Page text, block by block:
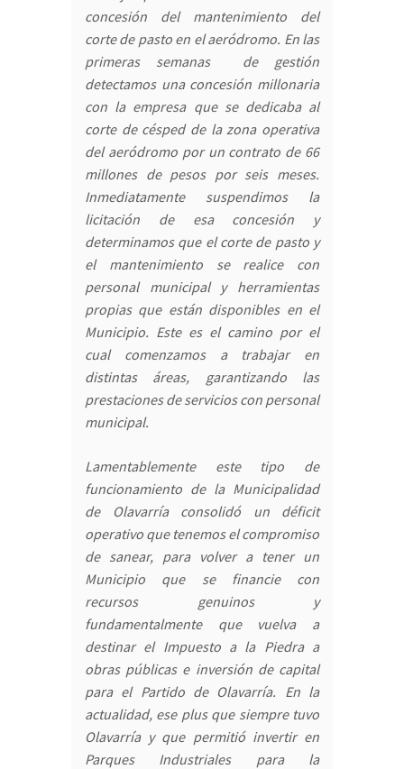
concesión del mantenimiento del
corte de pasto en el aeródromo. En las
primeras semanas de gestión
detectamos una concesión millonaria
con la empresa que se dedicaba al
corte de césped de la zona operativa
del aeródromo por un contrato de 66
millones de pesos por seis meses.
Inmediatamente suspendimos la
licitación de esa concesión y
determinamos que el corte de pasto y
el mantenimiento se realice con
personal municipal y herramientas
propias que están disponibles en el
Municipio. Este es el camino por el
cual comenzamos a trabajar en
distintas áreas, garantizando las
prestaciones de servicios con personal
municipal.
Lamentablemente este tipo de
funcionamiento de la Municipalidad
de Olavarría consolidó un déficit
operativo que tenemos el compromiso
de sanear, para volver a tener un
Municipio que se financie con
recursos genuinos y
fundamentalmente que vuelva a
destinar el Impuesto a la Piedra a
obras públicas e inversión de capital
para el Partido de Olavarría. En la
actualidad, ese plus que siempre tuvo
Olavarría y que permitió invertir en
Parques Industriales para la